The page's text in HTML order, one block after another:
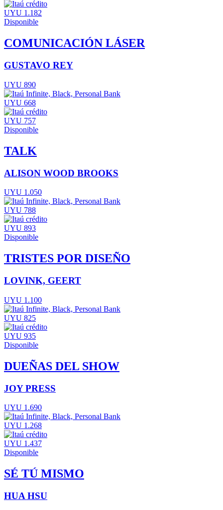
UYU 1.182
Disponible
COMUNICACIÓN LÁSER
GUSTAVO REY
UYU 890
UYU 668
UYU 757
Disponible
TALK
ALISON WOOD BROOKS
UYU 1.050
UYU 788
UYU 893
Disponible
TRISTES POR DISEÑO
LOVINK, GEERT
UYU 1.100
UYU 825
UYU 935
Disponible
DUEÑAS DEL SHOW
JOY PRESS
UYU 1.690
UYU 1.268
UYU 1.437
Disponible
SÉ TÚ MISMO
HUA HSU